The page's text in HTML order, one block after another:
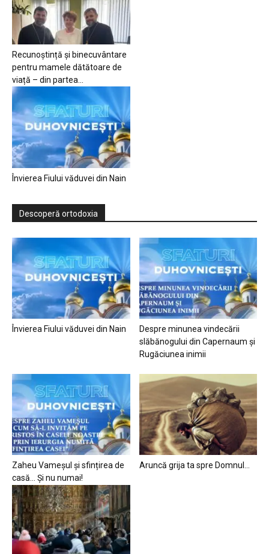
Recunoștință și binecuvântare
pentru mamele dătătoare de
viață – din partea...
Învierea Fiului văduvei din Nain
Descoperă ortodoxia
Învierea Fiului văduvei din Nain
Despre minunea vindecării
slăbănogului din Capernaum și
Rugăciunea inimii
Zaheu Vameșul și sfințirea de
casă… Și nu numai!
Aruncă grija ta spre Domnul…